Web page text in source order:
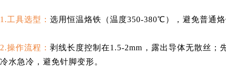
1.工具选型： 选用恒温烙铁（温度350-380℃），避免普通
2.操作流程：剥线长度控制在1.5-2mm，露出导体无散丝
冷水急冷，避免针脚变形。